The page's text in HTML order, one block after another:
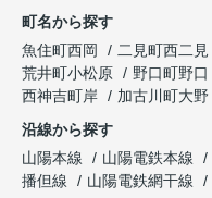
町名から探す
魚住町西岡
二見町西二見
荒井町小松原
野口町野口
西神吉町岸
加古川町大野
沿線から探す
山陽本線
山陽電鉄本線
播但線
山陽電鉄網干線